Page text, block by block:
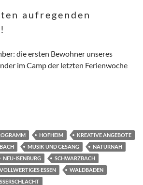
aufregenden
die ersten Bewohner unseres
im Camp der letzten Ferienwoche
HOFHEIM
KREATIVE ANGEBOTE
MUSIK UND GESANG
NATURNAH
NEU-ISENBURG
SCHWARZBACH
VOLLWERTIGES ESSEN
WALDBADEN